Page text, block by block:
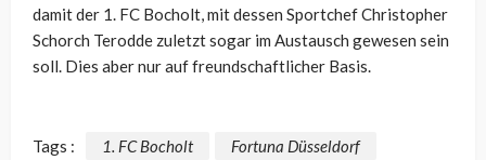
damit der 1. FC Bocholt, mit dessen Sportchef Christopher
Schorch Terodde zuletzt sogar im Austausch gewesen sein
soll. Dies aber nur auf freundschaftlicher Basis.
Tags : 1. FC Bocholt
Fortuna Düsseldorf